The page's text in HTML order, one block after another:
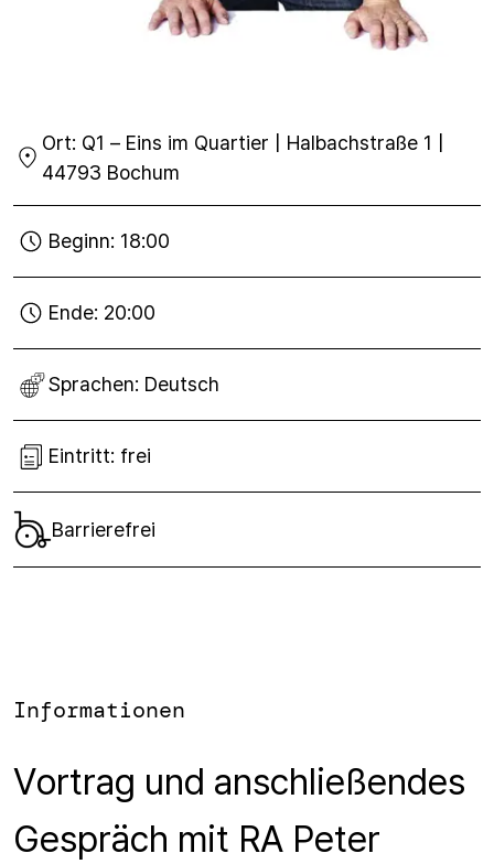
Ort: Q1 – Eins im Quartier | Halbachstraße 1 |
44793 Bochum
Beginn: 18:00
Ende: 20:00
Sprachen: Deutsch
Eintritt: frei
Barrierefrei
Informationen
Vortrag und anschließendes
Gespräch mit RA Peter